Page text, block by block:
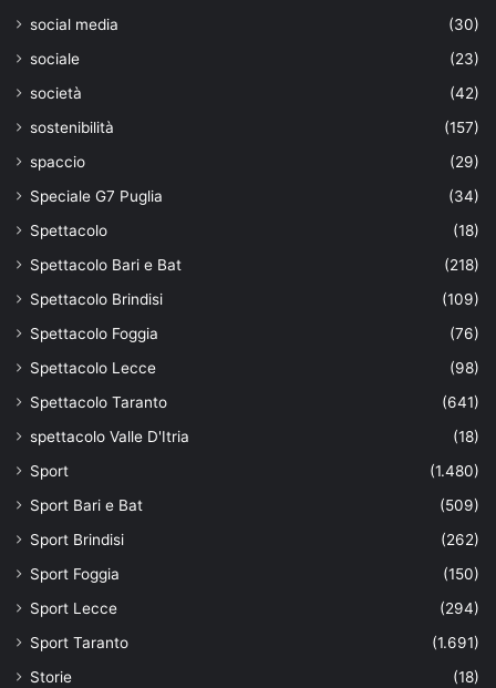
social media
(30)
sociale
(23)
società
(42)
sostenibilità
(157)
spaccio
(29)
Speciale G7 Puglia
(34)
Spettacolo
(18)
Spettacolo Bari e Bat
(218)
Spettacolo Brindisi
(109)
Spettacolo Foggia
(76)
Spettacolo Lecce
(98)
Spettacolo Taranto
(641)
spettacolo Valle D'Itria
(18)
Sport
(1.480)
Sport Bari e Bat
(509)
Sport Brindisi
(262)
Sport Foggia
(150)
Sport Lecce
(294)
Sport Taranto
(1.691)
Storie
(18)